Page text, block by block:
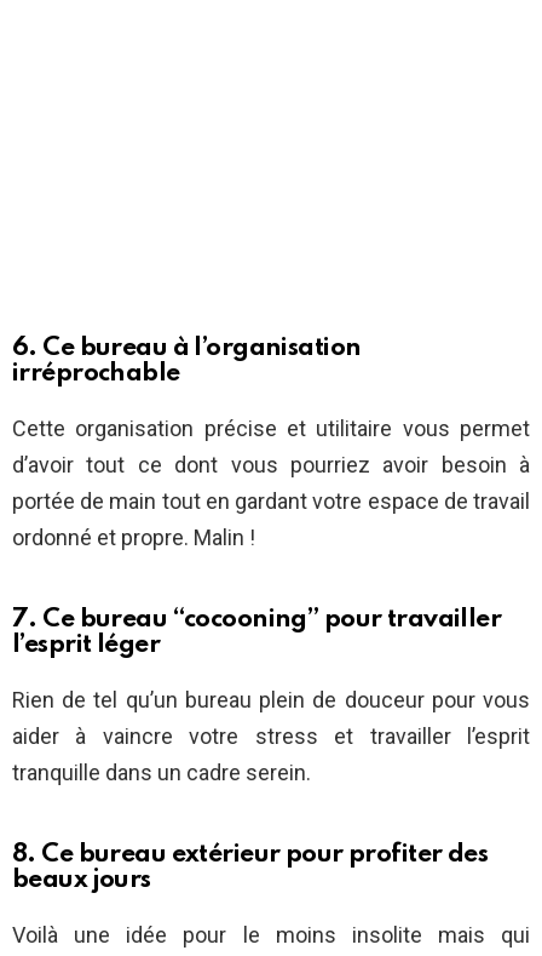
6. Ce bureau à l’organisation
irréprochable
Cette organisation précise et utilitaire vous permet
d’avoir tout ce dont vous pourriez avoir besoin à
portée de main tout en gardant votre espace de travail
ordonné et propre. Malin !
7. Ce bureau “cocooning” pour travailler
l’esprit léger
Rien de tel qu’un bureau plein de douceur pour vous
aider à vaincre votre stress et travailler l’esprit
tranquille dans un cadre serein.
8. Ce bureau extérieur pour profiter des
beaux jours
Voilà une idée pour le moins insolite mais qui